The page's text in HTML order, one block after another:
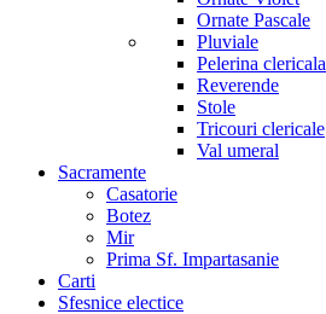
Ornate Pascale
Pluviale
Pelerina clericala
Reverende
Stole
Tricouri clericale
Val umeral
Sacramente
Casatorie
Botez
Mir
Prima Sf. Impartasanie
Carti
Sfesnice electice